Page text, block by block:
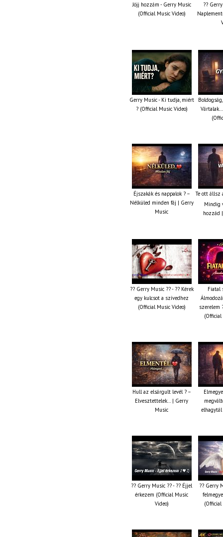
Jöjj hozzám - Gerry Music
(Official Music Video)
??
Gerry Music - Ki tudja, miért
? (Official Music Video)
Éjszakák és nappalok ? –
Nélküled minden fáj | Gerry
Music
Te ott
Mindig
hozzád
?? Gerry Music ?? - ?? Kérek
egy kulcsot a szívedhez
(Official Music Video)
Fiatal
szerelem
(Official
Hull az elsárgult levél ? –
Elvesztettelek… | Gerry
Music
?? Gerry Music ?? - ?? Éjjel
érkezem (Official Music
Video)
?? Gerry
(Official